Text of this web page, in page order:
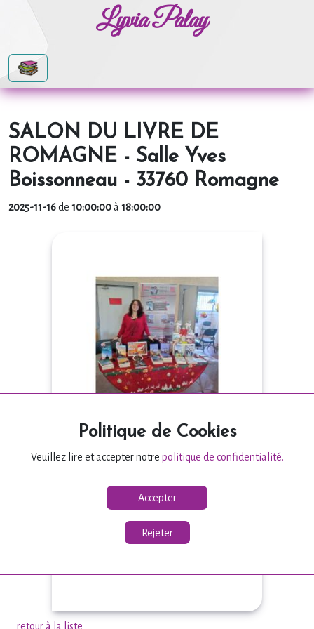
Lyvia Palay
Politique de Cookies
Veuillez lire et accepter notre politique de confidentialité.
Accepter
Rejeter
SALON DU LIVRE DE
ROMAGNE - Salle Yves
Boissonneau - 33760 Romagne
2025-11-16de 10:00:00à 18:00:00
SALON DU LIVRE DE
Ce fut une journée joyeuse sous le
signe des rires et des belles
rencontres. 💛 Un grand merci à
retour à la liste